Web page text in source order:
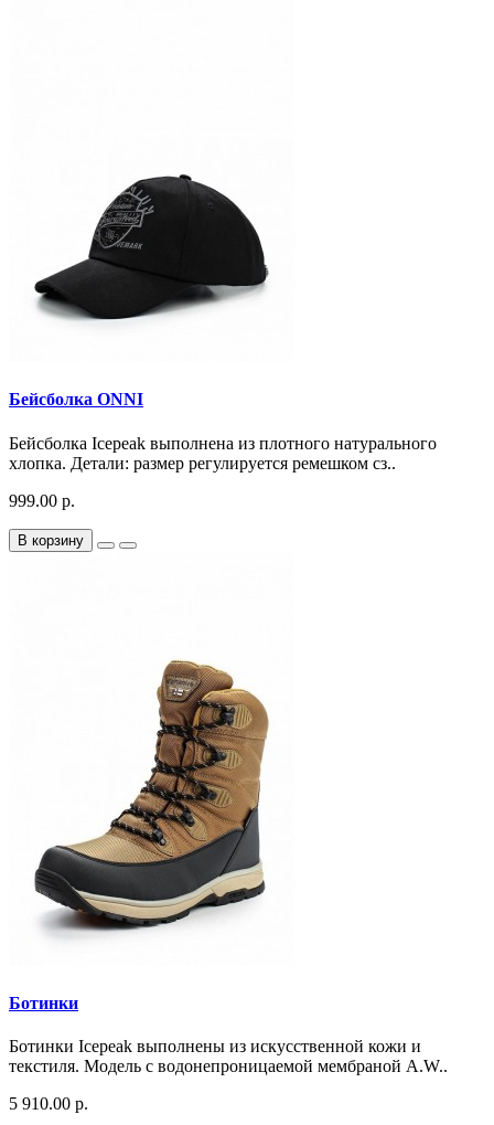
Бейсболка ONNI
Бейсболка Icepeak выполнена из плотного натурального
хлопка. Детали: размер регулируется ремешком сз..
999.00 р.
В корзину
Ботинки
Ботинки Icepeak выполнены из искусственной кожи и
текстиля. Модель с водонепроницаемой мембраной A.W..
5 910.00 р.